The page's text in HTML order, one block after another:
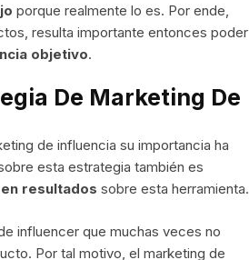
porque realmente lo es. Por ende,
resulta importante entonces poder
objetivo.
De Marketing De
de influencia su importancia ha
esta estrategia también es
resultados sobre esta herramienta.
influencer que muchas veces no
Por tal motivo, el marketing de